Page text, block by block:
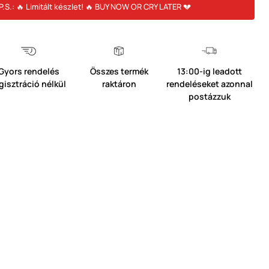
🔥 Limitált készlet! 🔥 BUY NOW OR CRY LATER 💔
rendelés
nélkül
Összes termék
raktáron
13:00-ig leadott
rendeléseket azonnal
postázzuk